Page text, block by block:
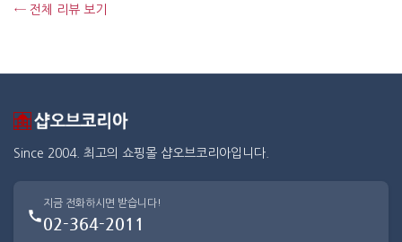
← 전체 리뷰 보기
Since 2004. 최고의 쇼핑몰 샵오브코리아입니다.
지금 전화하시면 받습니다!
02-364-2011